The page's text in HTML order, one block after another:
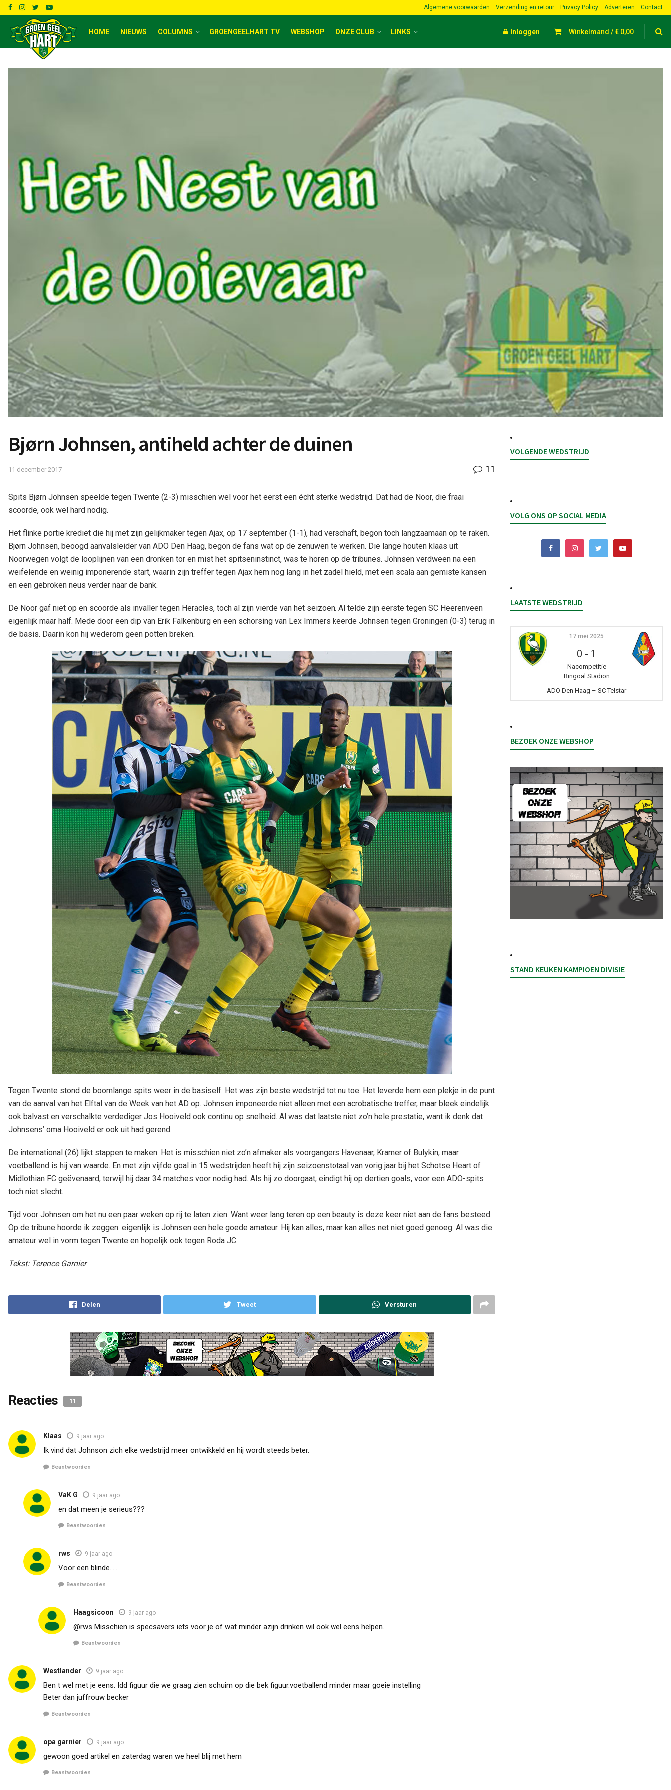
Algemene voorwaarden Verzending en retour Privacy Policy Adverteren Contact
HOME NIEUWS COLUMNS GROENGEELHART TV WEBSHOP ONZE CLUB LINKS Inloggen Winkelmand /€ 0,00
Bjørn Johnsen, antiheld achter de duinen
11 december 2017 11
Spits Bjørn Johnsen speelde tegen Twente (2-3) misschien wel voor het eerst een écht sterke wedstrijd. Dat had de Noor, die fraai
scoorde, ook wel hard nodig.
Het flinke portie krediet die hij met zijn gelijkmaker tegen Ajax, op 17 september (1-1), had verschaft, begon toch langzaamaan op te raken.
Bjørn Johnsen, beoogd aanvalsleider van ADO Den Haag, begon de fans wat op de zenuwen te werken. Die lange houten klaas uit
Noorwegen volgt de looplijnen van een dronken tor en mist het spitseninstinct, was te horen op de tribunes. Johnsen verdween na een
weifelende en weinig imponerende start, waarin zijn treffer tegen Ajax hem nog lang in het zadel hield, met een scala aan gemiste kansen
en een gebroken neus verder naar de bank.
De Noor gaf niet op en scoorde als invaller tegen Heracles, toch al zijn vierde van het seizoen. Al telde zijn eerste tegen SC Heerenveen
eigenlijk maar half. Mede door een dip van Erik Falkenburg en een schorsing van Lex Immers keerde Johnsen tegen Groningen (0-3) terug in
de basis. Daarin kon hij wederom geen potten breken.
Tegen Twente stond de boomlange spits weer in de basiself. Het was zijn beste wedstrijd tot nu toe. Het leverde hem een plekje in de punt
van de aanval van het Elftal van de Week van het AD op. Johnsen imponeerde niet alleen met een acrobatische treffer, maar bleek eindelijk
ook balvast en verschalkte verdediger Jos Hooiveld ook continu op snelheid. Al was dat laatste niet zo’n hele prestatie, want ik denk dat
Johnsens’ oma Hooiveld er ook uit had gerend.
De international (26) lijkt stappen te maken. Het is misschien niet zo’n afmaker als voorgangers Havenaar, Kramer of Bulykin, maar
voetballend is hij van waarde. En met zijn vijfde goal in 15 wedstrijden heeft hij zijn seizoenstotaal van vorig jaar bij het Schotse Heart of
Midlothian FC geëvenaard, terwijl hij daar 34 matches voor nodig had. Als hij zo doorgaat, eindigt hij op dertien goals, voor een ADO-spits
toch niet slecht.
Tijd voor Johnsen om het nu een paar weken op rij te laten zien. Want weer lang teren op een beauty is deze keer niet aan de fans besteed.
Op de tribune hoorde ik zeggen: eigenlijk is Johnsen een hele goede amateur. Hij kan alles, maar kan alles net niet goed genoeg. Al was die
amateur wel in vorm tegen Twente en hopelijk ook tegen Roda JC.
Tekst: Terence Garnier
Tweet
Reacties 11
Klaas 9 jaar ago
Ik vind dat Johnson zich elke wedstrijd meer ontwikkeld en hij wordt steeds beter.
Beantwoorden
VaK G 9 jaar ago
en dat meen je serieus???
Beantwoorden
rws 9 jaar ago
Voor een blinde…..
Beantwoorden
Haagsicoon 9 jaar ago
@rws Misschien is specsavers iets voor je of wat minder azijn drinken wil ook wel eens helpen.
Beantwoorden
Westlander 9 jaar ago
Ben t wel met je eens. Idd figuur die we graag zien schuim op die bek figuur.voetballend minder maar goeie instelling
Beter dan juffrouw becker
Beantwoorden
opa garnier 9 jaar ago
gewoon goed artikel en zaterdag waren we heel blij met hem
Beantwoorden
VOLGENDE WEDSTRIJD
VOLG ONS OP SOCIAL MEDIA
LAATSTE WEDSTRIJD
17 mei 2025
0 - 1
Nacompetitie
Bingoal Stadion
ADO Den Haag – SC Telstar
BEZOEK ONZE WEBSHOP
STAND KEUKEN KAMPIOEN DIVISIE